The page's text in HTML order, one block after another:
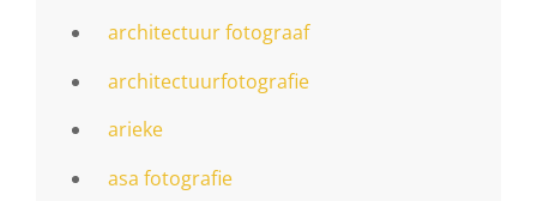
architectuur fotograaf
architectuurfotografie
arieke
asa fotografie